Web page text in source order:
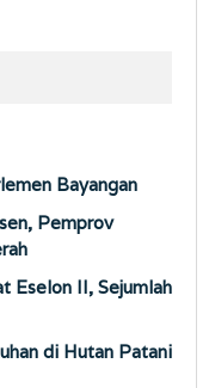
Bayangan
Pemprov
Eselon II, Sejumlah
di Hutan Patani